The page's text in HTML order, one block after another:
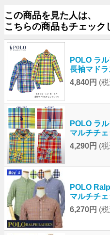
この商品を見た人は、
こちらの商品もチェック
POLO ラ
長袖マド
4,840円 (
POLO ラ
マルチチ
4,290円 (
POLO
マルチチ
6,270円 (